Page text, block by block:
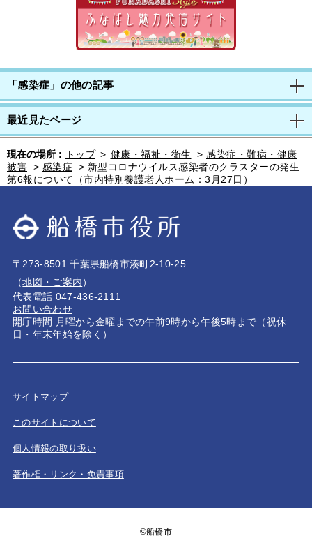
「感染症」の他の記事
最近見たページ
現在の場所 : トップ > 健康・福祉・衛生 > 感染症・難病・健康
被害 > 感染症 > 新型コロナウイルス感染者のクラスターの発生
第6報について（市内特別養護老人ホーム：3月27日）
〒273-8501 千葉県船橋市湊町2-10-25
（地図・ご案内）
代表電話 047-436-2111
お問い合わせ
開庁時間 月曜から金曜までの午前9時から午後5時まで（祝休
日・年末年始を除く）
サイトマップ
このサイトについて
個人情報の取り扱い
著作権・リンク・免責事項
©船橋市